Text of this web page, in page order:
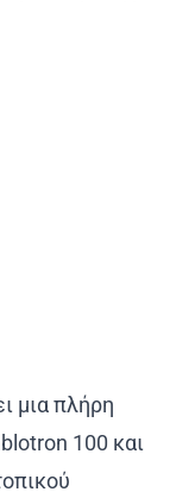
μια πλήρη
100 και